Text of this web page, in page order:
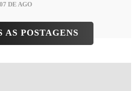
DE AGO
AS POSTAGENS